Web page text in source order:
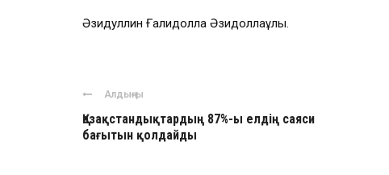
Әзидуллин Ғалидолла Әзидоллаұлы.
Алдыңғы
Қазақстандықтардың 87%-ы елдің саяси
бағытын қолдайды